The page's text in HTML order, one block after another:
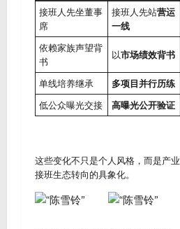
接班人先坐董事
席
接班人先站营运
一线
依赖家族声望背
书
以市场绩效背书
单线培养继承
多项目并行历练
低公众曝光交接
高曝光公开验证
这些变化不只是个人风格，而是产业
接班生态转向的具象化。